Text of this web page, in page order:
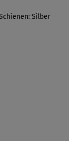
Silber